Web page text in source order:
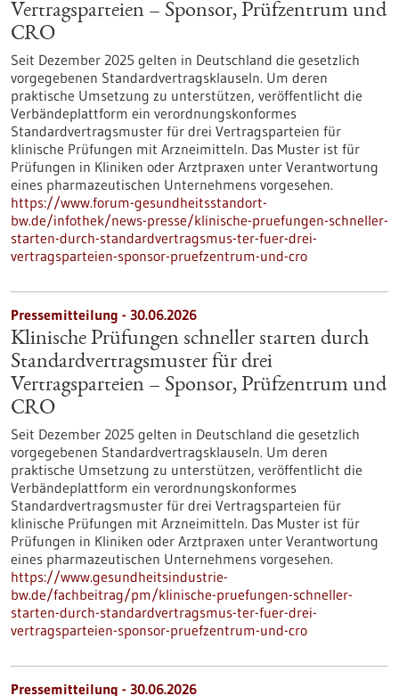
Vertragsparteien – Sponsor, Prüfzentrum und
CRO
Seit Dezember 2025 gelten in Deutschland die gesetzlich
vorgegebenen Standardvertragsklauseln. Um deren
praktische Umsetzung zu unterstützen, veröffentlicht die
Verbändeplattform ein verordnungskonformes
Standardvertragsmuster für drei Vertragsparteien für
klinische Prüfungen mit Arzneimitteln. Das Muster ist für
Prüfungen in Kliniken oder Arztpraxen unter Verantwortung
eines pharmazeutischen Unternehmens vorgesehen.
https://www.forum-gesundheitsstandort-
bw.de/infothek/news-presse/klinische-pruefungen-schneller-
starten-durch-standardvertragsmus-ter-fuer-drei-
vertragsparteien-sponsor-pruefzentrum-und-cro
Pressemitteilung - 30.06.2026
Klinische Prüfungen schneller starten durch
Standardvertragsmuster für drei
Vertragsparteien – Sponsor, Prüfzentrum und
CRO
Seit Dezember 2025 gelten in Deutschland die gesetzlich
vorgegebenen Standardvertragsklauseln. Um deren
praktische Umsetzung zu unterstützen, veröffentlicht die
Verbändeplattform ein verordnungskonformes
Standardvertragsmuster für drei Vertragsparteien für
klinische Prüfungen mit Arzneimitteln. Das Muster ist für
Prüfungen in Kliniken oder Arztpraxen unter Verantwortung
eines pharmazeutischen Unternehmens vorgesehen.
https://www.gesundheitsindustrie-
bw.de/fachbeitrag/pm/klinische-pruefungen-schneller-
starten-durch-standardvertragsmus-ter-fuer-drei-
vertragsparteien-sponsor-pruefzentrum-und-cro
Pressemitteilung - 30.06.2026